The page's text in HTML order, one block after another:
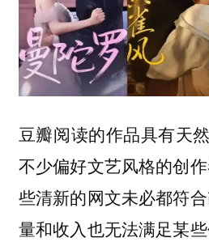
豆瓣阅读的作品具有天
不少偏好文艺风格的创
些清新的网文未必都符
量和收入也无法满足某